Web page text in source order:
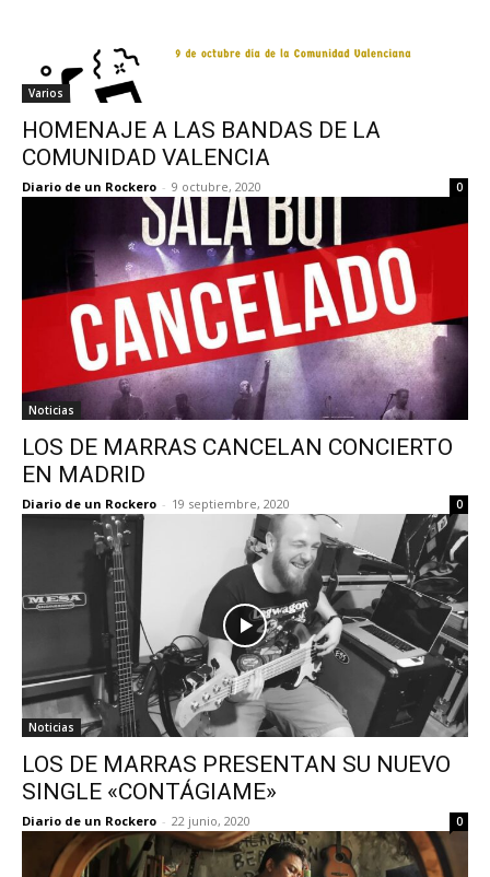
Varios
HOMENAJE A LAS BANDAS DE LA
COMUNIDAD VALENCIA
Diario de un Rockero - 9 octubre, 2020 0
Noticias
LOS DE MARRAS CANCELAN CONCIERTO
EN MADRID
Diario de un Rockero - 19 septiembre, 2020 0
Noticias
LOS DE MARRAS PRESENTAN SU NUEVO
SINGLE «CONTÁGIAME»
Diario de un Rockero - 22 junio, 2020 0